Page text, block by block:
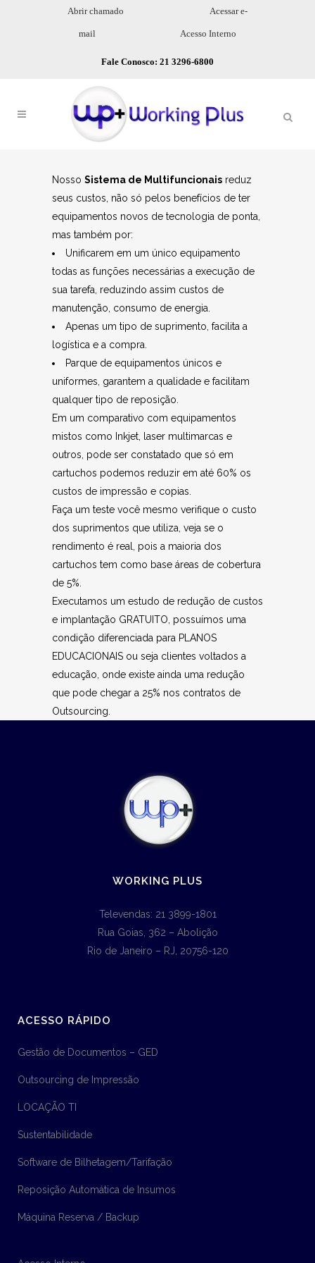
Abrir chamado Acessar e-
mail Acesso Interno
Fale Conosco: 21 3296-6800
Nosso Sistema de Multifuncionais reduz
seus custos, não só pelos benefícios de ter
equipamentos novos de tecnologia de ponta,
mas também por:
Unificarem em um único equipamento
todas as funções necessárias a execução de
sua tarefa, reduzindo assim custos de
manutenção, consumo de energia.
Apenas um tipo de suprimento, facilita a
logística e a compra.
Parque de equipamentos únicos e
uniformes, garantem a qualidade e facilitam
qualquer tipo de reposição.
Em um comparativo com equipamentos
mistos como Inkjet, laser multimarcas e
outros, pode ser constatado que só em
cartuchos podemos reduzir em até 60% os
custos de impressão e copias.
Faça um teste você mesmo verifique o custo
dos suprimentos que utiliza, veja se o
rendimento é real, pois a maioria dos
cartuchos tem como base áreas de cobertura
de 5%.
Executamos um estudo de redução de custos
e implantação GRATUITO, possuímos uma
condição diferenciada para PLANOS
EDUCACIONAIS ou seja clientes voltados a
educação, onde existe ainda uma redução
que pode chegar a 25% nos contratos de
Outsourcing.
WORKING PLUS
Televendas: 21 3899-1801
Rua Goias, 362 – Abolição
Rio de Janeiro – RJ, 20756-120
ACESSO RÁPIDO
Gestão de Documentos – GED
Outsourcing de Impressão
LOCAÇÃO TI
Sustentabilidade
Software de Bilhetagem/Tarifação
Reposição Automática de Insumos
Máquina Reserva / Backup